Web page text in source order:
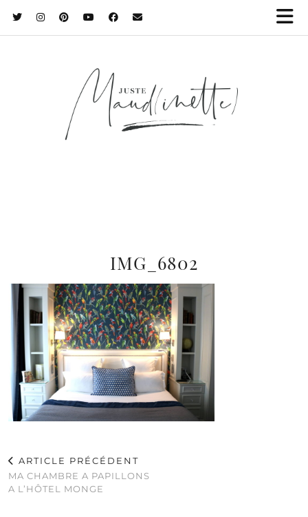
IMG_6802
ARTICLE PRÉCÉDENT
MA CHAMBRE A PAPILLONS
A L’HÔTEL MONGE